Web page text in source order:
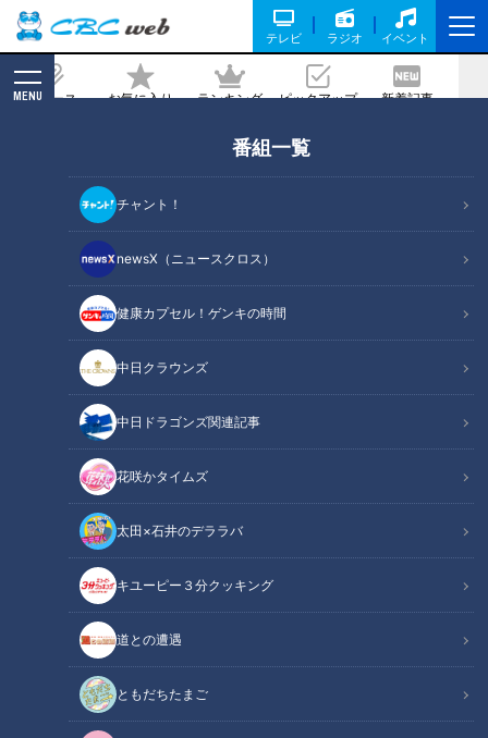
テレビ ラジオ イベント
ニュース お気に入り ランキング ピックアップ 新着記事
MENU
番組一覧
チャント！
newsX（ニュースクロス）
健康カプセル！ゲンキの時間
中日クラウンズ
中日ドラゴンズ関連記事
花咲かタイムズ
太田×石井のデララバ
キユーピー３分クッキング
道との遭遇
ともだちたまご
手とデービス選手（07）
2018/12/11 08:10
中日ドラゴンズ
ドラ検1級コラム
「マーチンが来ているよ！サインもらってきてよ！」
名古屋市中区のピザ店「シェーキーズ」に遅れて到着した私
に、すでに席についていた友人が興奮して話しかけてくる。高